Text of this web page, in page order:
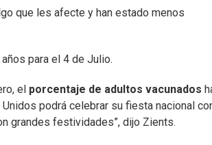
que les afecte y han estado menos
para el 4 de Julio.
el porcentaje de adultos vacunados
podrá celebrar su fiesta nacional
grandes festividades”, dijo Zients.